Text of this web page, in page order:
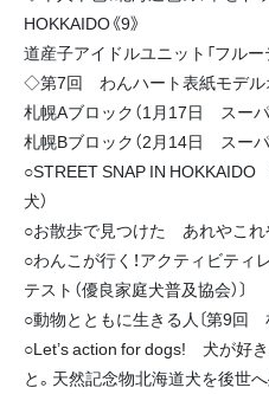
HOKKAIDO《9》
道産子アイドルユニット「フル
◇第7回 わんハート表紙モデル
札幌Aブロック（1月17日 スー
札幌Bブロック（2月14日 スー
○STREET SNAP IN
犬）
○お散歩で見つけた あれやこれ
○わんこが行く！アクティビテ
テスト（優良家庭犬普及協会）〕
○動物とともに生きる人〔第9回
○Let’s action for dogs! 犬が好
と。天然記念物北海道犬を後世